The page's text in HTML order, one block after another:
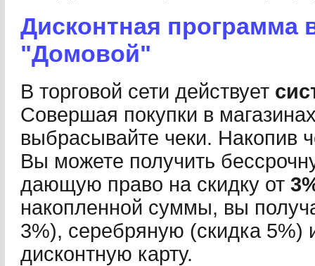
Дисконтная программа
"Домовой"
В торговой сети действует
Совершая покупки в
выбрасывайте чеки. Накопив
Вы можете получить
дающую право на скидку от
накопленной суммы, вы
3%), серебряную (скидка 5%)
дисконтную карту.